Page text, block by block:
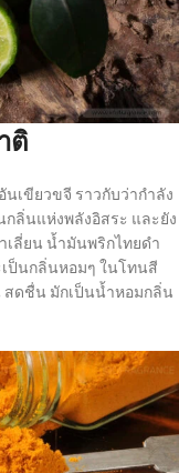
ติ
เขียวขจี ราวกับว่ากำลัง
ลิ่นแห่งพลังอิสระ และยัง
ลี่ยน น้ำมันพริกไทยดำ
ป็นกลิ่นหอมๆ ในโทนสี
สดชื่น มักเป็นน้ำหอมกลิ่น